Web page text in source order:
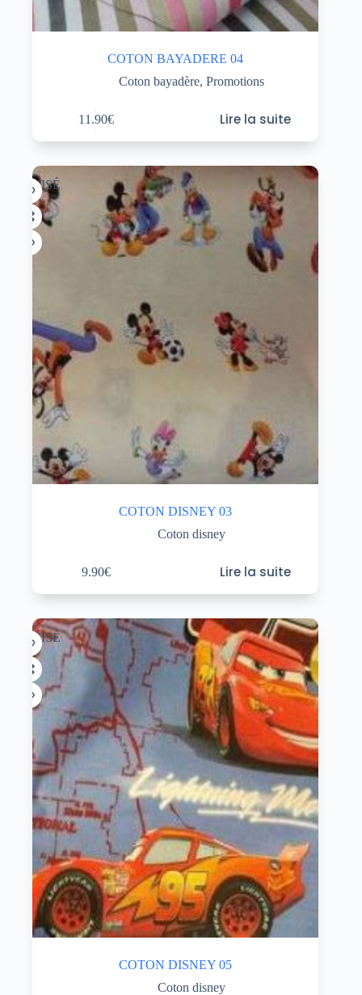
COTON BAYADERE 04
Coton bayadère,Promotions
11.90€ Lire la suite
ÉPUISÉ
COTON DISNEY 03
Coton disney
9.90€ Lire la suite
ÉPUISÉ
COTON DISNEY 05
Coton disney